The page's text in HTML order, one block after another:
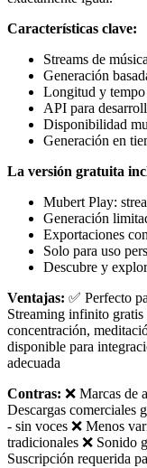
Características clave:
Streams de
Generación
Longitud y tempo
API para
Disponibilidad
Generación en
La versión gratuita
Mubert Play:
Generación
Exportaciones
Solo para uso
Descubre y
Ventajas: ✅ Perfecto
Streaming infinito gratis
concentración,
disponible para
adecuada
Contras: ❌ Marcas de
Descargas comerciales
- sin voces ❌ Menos
tradicionales ❌ Sonido
Suscripción requerida